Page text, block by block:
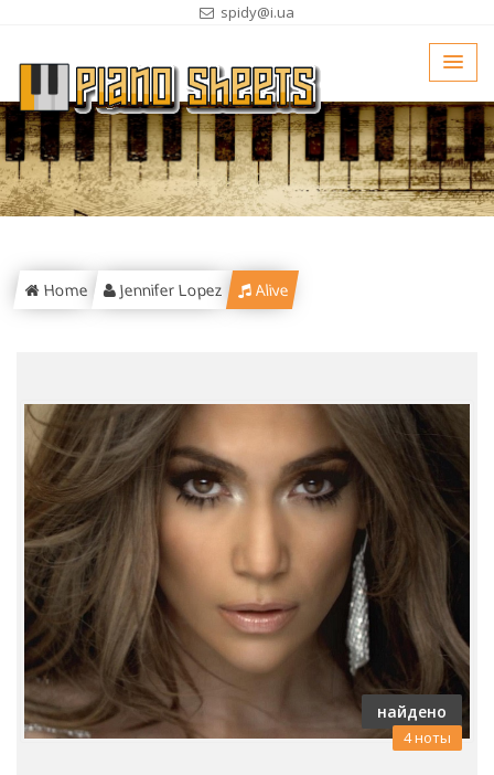
spidy@i.ua
Home Jennifer Lopez Alive
найдено
4 ноты